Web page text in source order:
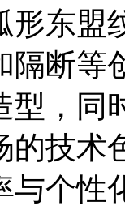
形东盟
隔断等
型，同
的技术
与个性